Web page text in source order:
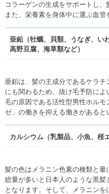
コラーゲンの生成をサポートし、
また、栄養素を身体中に運ぶ血管
亜鉛（牡蠣、貝類、うなぎ、い
高野豆腐、海草類など）
亜鉛は、髪の主成分であるケラ
にも関わるため、抜け毛予防に
毛の原因である活性型男性ホル
ゼ」の働きを抑える働きがあると
カルシウム（乳製品、小魚、桜
髪の色はメラニン色素の種類と
総量が多いと日本人のような黒
となります。そして、メラニンを